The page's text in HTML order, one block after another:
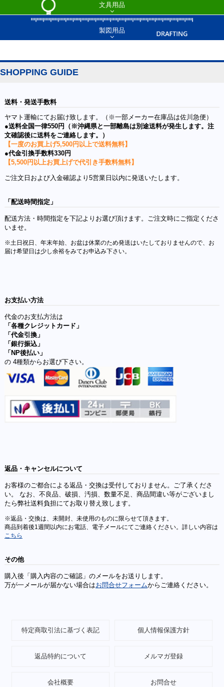
文具用品
製図用品
SHOPPING GUIDE
送料・発送手数料
ヤマト運輸にてお届け致します。（※一部メーカー在庫品は佐川急便）
●送料全国一律550円（※沖縄県と一部離島は別途送料が発生します。注
文確認後に送料をご連絡します。）
【一度のお買上げ5,500円以上で送料無料】
●代金引換手数料330円
【5,500円以上お買上げで代引き手数料無料】
ご注文日および入金確認より5営業日以内に発送いたします。
「配送時間指定」
配送方法・時間指定を下記よりお選び頂けます。ご注文時にご指定くださ
いませ。
※土日祝日、年末年始、お盆は休業のため発送はいたしておりませんので、お
届け希望日は少し余裕をみてお申込み下さい。
お支払い方法
代金のお支払方法は
「各種クレジットカード」
「代金引換」
「銀行振込」
「NP後払い」
の 4種類からお選び下さい。
返品・キャンセルについて
お客様のご都合による返品・交換は受付しておりません。ご了承くださ
い。 なお、不良品、破損、汚損、数量不足、商品間違い等がございまし
たら弊社送料負担にてお取り替え致します。
※返品・交換は、未開封、未使用のものに限らせて頂きます。
商品到着後1週間以内にお電話、電子メールにてご連絡ください。詳しい内容は
こちら
その他
購入後「購入内容のご確認」のメールをお送りします。
万が一メールが届かない場合はお問合せフォームからご連絡ください。
特定商取引法に基づく表記 個人情報保護方針
返品特約について メルマガ登録
会社概要 お問合せ